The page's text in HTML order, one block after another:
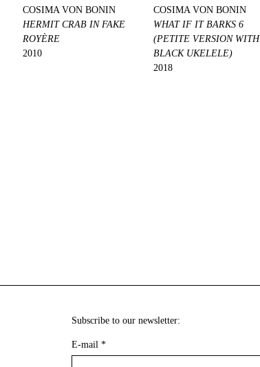
COSIMA VON BONIN
HERMIT CRAB IN FAKE
ROYÈRE
2010
COSIMA VON BONIN
WHAT IF IT BARKS 6
(PETITE VERSION WITH
BLACK UKELELE)
2018
Subscribe to our newsletter:
E-mail *